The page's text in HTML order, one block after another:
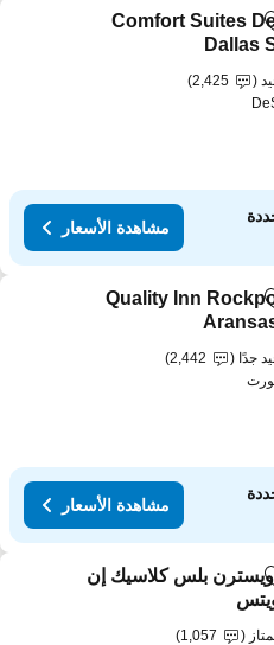
Add to
Comfort Suites
Dallas
2,425
مشاهدة الأسعار
Add to
Quality Inn
جدًا
2,442
مشاهدة الأسعار
Add to
بلس كلاسيك إن
1,057